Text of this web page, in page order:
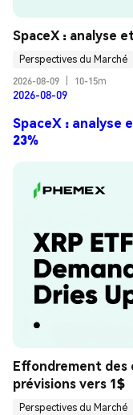
SpaceX : analyse
Perspectives du Marché
2026-08-09
10-15m
2026-08-09
SpaceX : analyse
23%
Effondrement des
prévisions vers 1$
Perspectives du Marché